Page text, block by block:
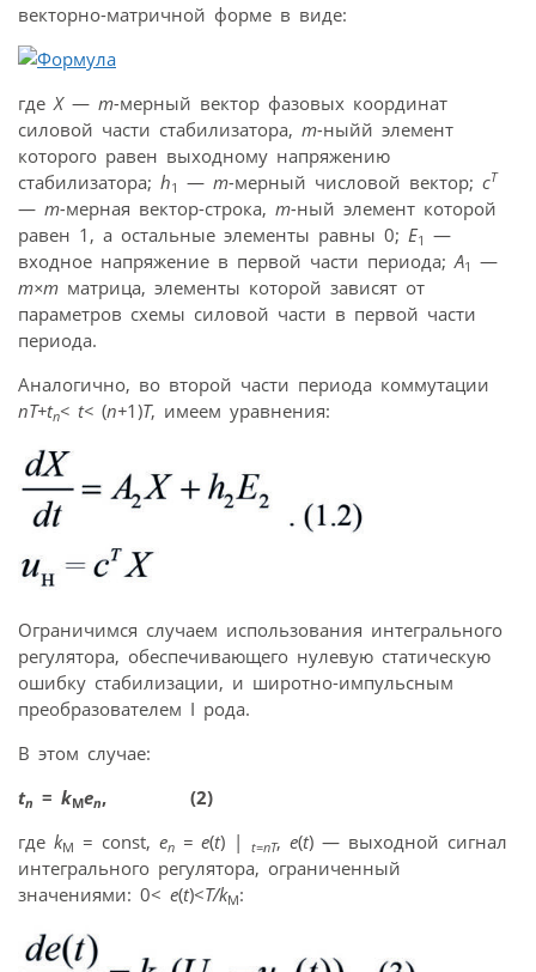
векторно-матричной форме в виде:
где Х— m-мерный вектор фазовых координат
силовой части стабилизатора, m-ныйй элемент
которого равен выходному напряжению
стабилизатора; h1 — m-мерный числовой вектор; cT
— m-мерная вектор-строка, m-ный элемент которой
равен 1, а остальные элементы равны 0; E1 —
входное напряжение в первой части периода; A1 —
m×m матрица, элементы которой зависят от
параметров схемы силовой части в первой части
периода.
Аналогично, во второй части периода коммутации
nT+tn< t< (n+1)T, имеем уравнения:
Ограничимся случаем использования интегрального
регулятора, обеспечивающего нулевую статическую
ошибку стабилизации, и широтно-импульсным
преобразователем I рода.
В этом случае:
tn = kMen, (2)
где kМ = const, en = e(t) | t=nT, e(t) — выходной сигнал
интегрального регулятора, ограниченный
значениями: 0< e(t)<T/kМ: